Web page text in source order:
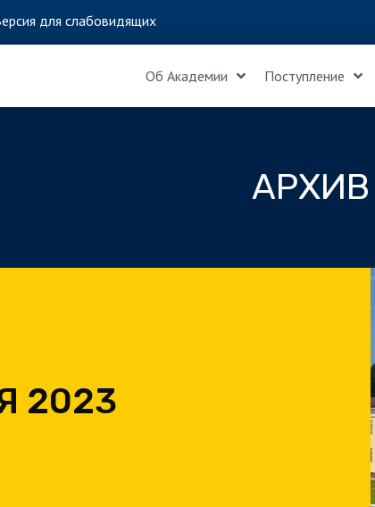
для слабовидящих
Об Академии Поступление
АРХИВ
2023